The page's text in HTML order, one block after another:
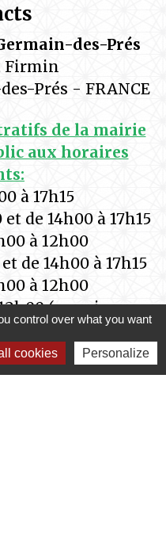
des-Prés
Firmin
Prés - FRANCE
de la mairie
aux horaires
à 17h15
de 14h00 à 17h15
à 12h00
de 14h00 à 17h15
à 12h00
(semaine
demandes par
control over what you want
cookies Personalize